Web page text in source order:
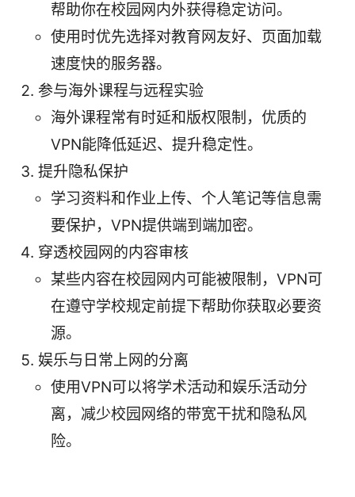
帮助你在校园网内外获得稳定访问。
使用时优先选择对教育网友好、页面加载
速度快的服务器。
参与海外课程与远程实验
海外课程常有时延和版权限制，优质的
VPN能降低延迟、提升稳定性。
提升隐私保护
学习资料和作业上传、个人笔记等信息需
要保护，VPN提供端到端加密。
穿透校园网的内容审核
某些内容在校园网内可能被限制，VPN可
在遵守学校规定前提下帮助你获取必要资
源。
娱乐与日常上网的分离
使用VPN可以将学术活动和娱乐活动分
离，减少校园网络的带宽干扰和隐私风
险。